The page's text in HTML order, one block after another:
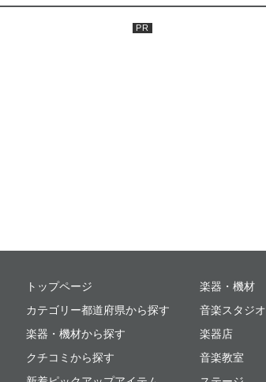
ージックプレイス
トップページ
カテゴリー都道府県から探す
楽器・機材から探す
クチコミから探す
楽器・機材
音楽スタジオ
楽器店
音楽教室